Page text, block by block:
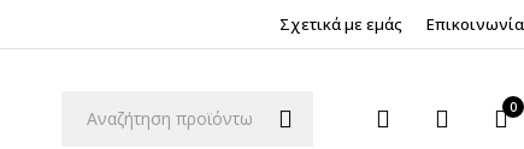
Σχετικά με εμάς Επικοινωνία
0